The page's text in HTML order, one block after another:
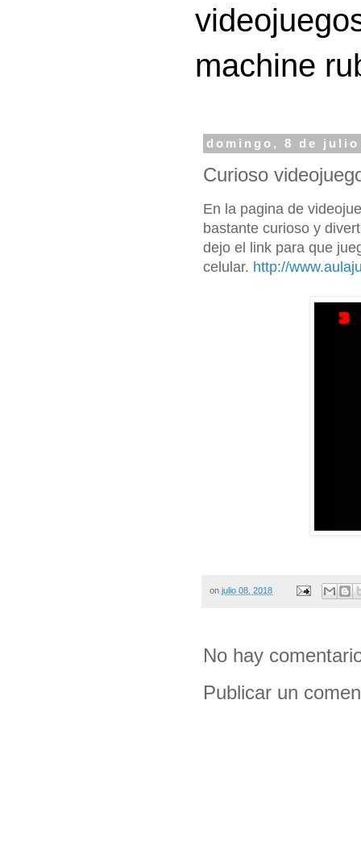
machine
domingo, 8 de julio
Curioso
En la pagina de
bastante curioso y
dejo el link para que
celular. http://
on julio 08, 2018
No hay
Publicar un